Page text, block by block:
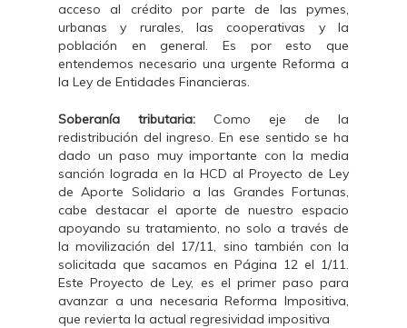
acceso al crédito por parte de las pymes,
urbanas y rurales, las cooperativas y la
población en general. Es por esto que
entendemos necesario una urgente Reforma a
la Ley de Entidades Financieras.
Soberanía tributaria: Como eje de la
redistribución del ingreso. En ese sentido se ha
dado un paso muy importante con la media
sanción lograda en la HCD al Proyecto de Ley
de Aporte Solidario a las Grandes Fortunas,
cabe destacar el aporte de nuestro espacio
apoyando su tratamiento, no solo a través de
la movilización del 17/11, sino también con la
solicitada que sacamos en Página 12 el 1/11.
Este Proyecto de Ley, es el primer paso para
avanzar a una necesaria Reforma Impositiva,
que revierta la actual regresividad impositiva